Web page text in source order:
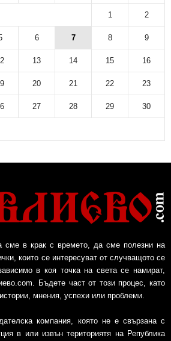
1 2
6 7 8 9
13 14 15 16
20 21 22 23
27 28 29 30
сме в крак с времето, да сме полезни на
които се интересуват от случващото се
в коя точка на света се намират,
Бъдете част от този процес, като
мнения, успехи или проблеми.
компания, която не е свързана с
в или извън териториятя на Република